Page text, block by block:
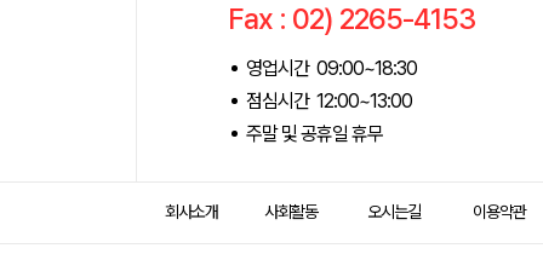
Fax : 02) 2265-4153
영업시간 09:00~18:30
점심시간 12:00~13:00
주말 및 공휴일 휴무
회사소개 사회활동 오시는길 이용약관